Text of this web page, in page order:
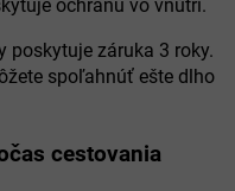
ochranu vo vnútri.
poskytuje záruka 3 roky.
spoľahnúť ešte dlho
cestovania